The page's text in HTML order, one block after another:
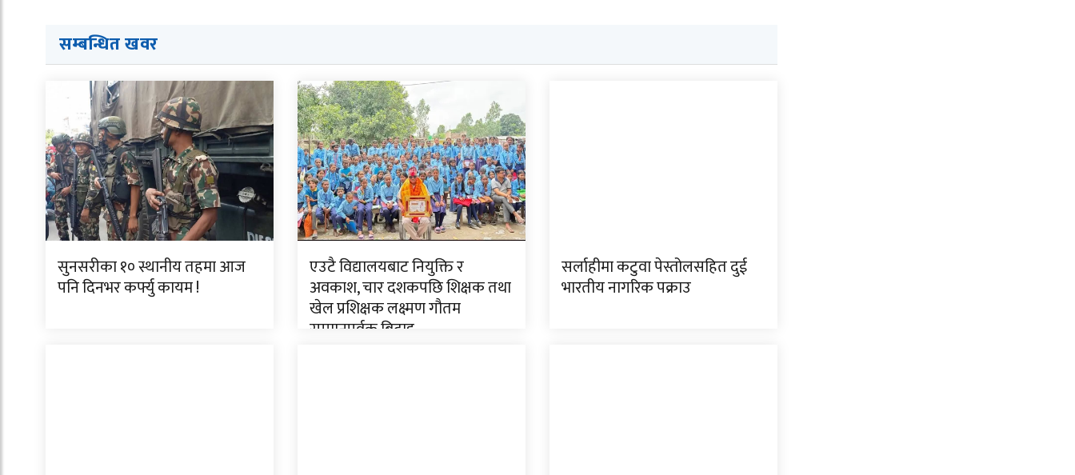
सम्बन्धित खवर
सुनसरीका १० स्थानीय तहमा आज
पनि दिनभर कर्फ्यु कायम !
एउटै विद्यालयबाट नियुक्ति र
अवकाश, चार दशकपछि शिक्षक तथा
खेल प्रशिक्षक लक्ष्मण गौतम
सम्मानपूर्वक बिदाइ
सर्लाहीमा कटुवा पेस्तोलसहित दुई
भारतीय नागरिक पक्राउ